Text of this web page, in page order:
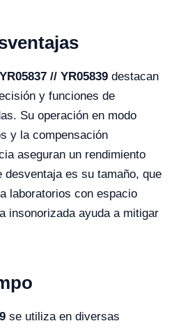
YR05837 // YR05839 destacan
y funciones de
Su operación en modo
y la compensación
aseguran un rendimiento
desventaja es su tamaño, que
laboratorios con espacio
insonorizada ayuda a mitigar
se utiliza en diversas